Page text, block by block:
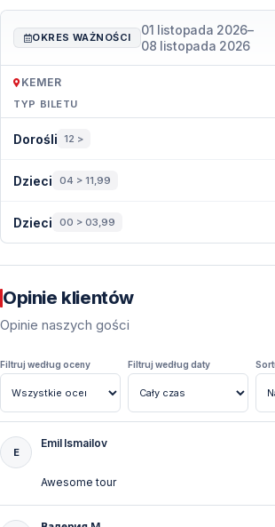
OKRES WAŻNOŚCI
01 listopada 2026–
08 listopada 2026
KEMER
TYP BILETU
Dorośli 12 >
Dzieci 04 > 11,99
Dzieci 00 > 03,99
Opinie klientów
Opinie naszych gości
Filtruj według oceny Filtruj według daty
Park Wodny Land of Legends:
E
Emil Ismailov
Awesome tour